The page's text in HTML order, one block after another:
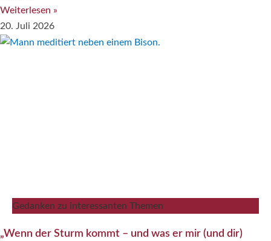
Weiterlesen »
20. Juli 2026
Gedanken zu interessanten Themen
„Wenn der Sturm kommt – und was er mir (und dir)